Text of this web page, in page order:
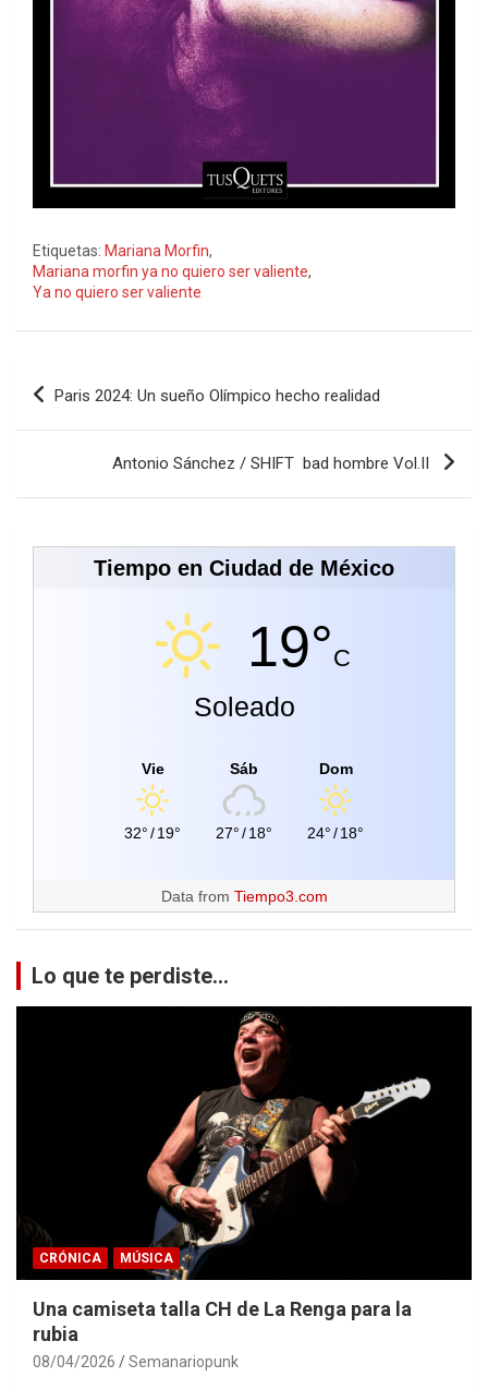
Etiquetas: Mariana Morfin,
Mariana morfin ya no quiero ser valiente,
Ya no quiero ser valiente
Navegación
Paris 2024: Un sueño Olímpico hecho realidad
Antonio Sánchez / SHIFT bad hombre Vol.II
Tiempo en Ciudad de México
19°C
Soleado
Vie
32°/19°
Sáb
27°/18°
Dom
24°/18°
Data from Tiempo3.com
Lo que te perdiste...
CRÓNICA MÚSICA
Una camiseta talla CH de La Renga para la
rubia
08/04/2026 Semanariopunk